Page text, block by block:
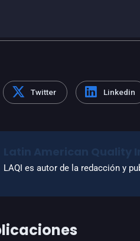
Twitter Linkedin
LAQI es autor de la redacción y